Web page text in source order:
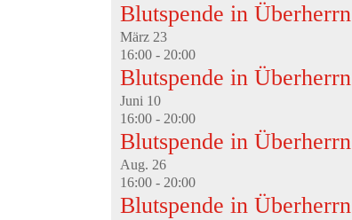
Blutspende in Überherrn
März 23
16:00 - 20:00
Blutspende in Überherrn
Juni 10
16:00 - 20:00
Blutspende in Überherrn
Aug. 26
16:00 - 20:00
Blutspende in Überherrn